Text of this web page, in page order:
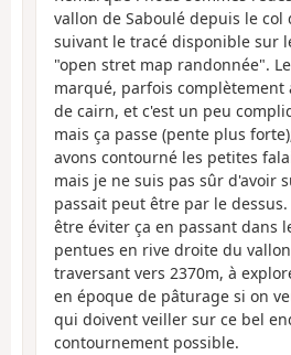
vallon de Saboulé depuis le col
suivant le tracé disponible sur
"open stret map randonnée".
marqué, parfois complètement
de cairn, et c'est un peu
mais ça passe (pente plus
avons contourné les petites
mais je ne suis pas sûr d'avoir
passait peut être par le
être éviter ça en passant dans
pentues en rive droite du
traversant vers 2370m, à
en époque de pâturage si on
qui doivent veiller sur ce bel
contournement possible.